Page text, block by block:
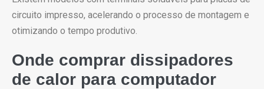
circuito impresso, acelerando o processo de montagem e
otimizando o tempo produtivo.
Onde comprar dissipadores
de calor para computador